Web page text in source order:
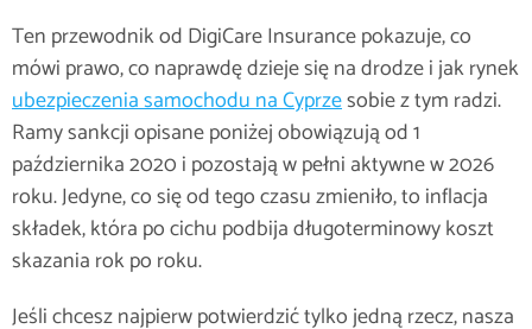
Ten przewodnik od DigiCare Insurance pokazuje, co
mówi prawo, co naprawdę dzieje się na drodze i jak rynek
ubezpieczenia samochodu na Cyprzesobie z tym radzi.
Ramy sankcji opisane poniżej obowiązują od 1
października 2020 i pozostają w pełni aktywne w 2026
roku. Jedyne, co się od tego czasu zmieniło, to inflacja
składek, która po cichu podbija długoterminowy koszt
skazania rok po roku.
Jeśli chcesz najpierw potwierdzić tylko jedną rzecz, nasza